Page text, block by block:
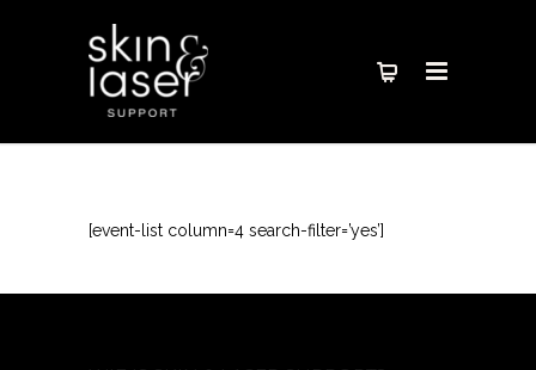
[event-list column=4 search-filter=’yes’]